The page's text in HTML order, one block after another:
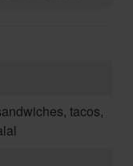
tacos,